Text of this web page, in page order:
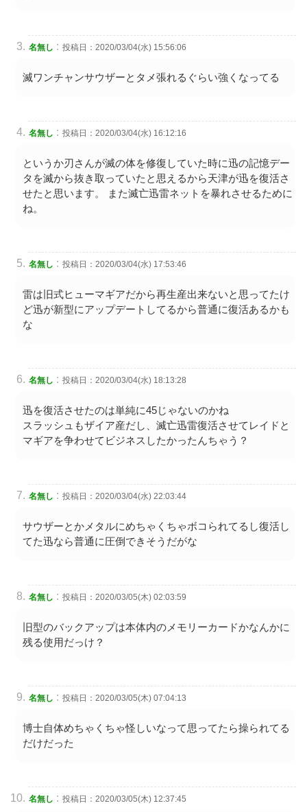
名無し : 投稿日：2020/03/04(水) 15:56:06
滅ワンチャンサウザーとタメ張れるぐらい強くなってる
名無し : 投稿日：2020/03/04(水) 16:12:16
というか刃さんが滅の体を修復していた時に迅の記憶デー
タを滅から抜き取っていたと思えるから天津が迅を復活さ
せたと思います。 また滅亡迅雷ネットを暴れさせるために
ね。
名無し : 投稿日：2020/03/04(水) 17:53:46
雷は旧式ヒューマギアだから再生産出来ないと思ってたけ
ど迅が新型にアップデートしてるから普通に復活あるかも
な
名無し : 投稿日：2020/03/04(水) 18:13:28
迅を復活させたのは単純に45じゃないのかね
スラッシュもザイア産だし、滅亡迅雷復活させてレイドと
マギアを争わせてビジネスしたかったんちゃう？
名無し : 投稿日：2020/03/04(水) 22:03:44
サウザーとかメタルにめちゃくちゃボコられてるし復活し
てた迅なら普通に圧倒できそうだがな
名無し : 投稿日：2020/03/05(木) 02:03:59
旧型のバックアップは本体内のメモリーカードかなんかに
残る使用だっけ？
名無し : 投稿日：2020/03/05(木) 07:04:13
博士自体めちゃくちゃ怪しいなって思ってたら操られてる
だけだった
名無し : 投稿日：2020/03/05(木) 12:37:45